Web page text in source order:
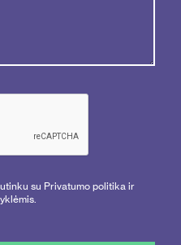
su Privatumo politika ir